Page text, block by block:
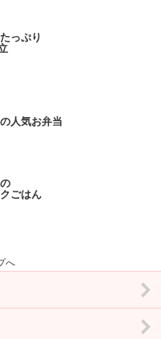
っぷり
人気お弁当
ごはん
へ